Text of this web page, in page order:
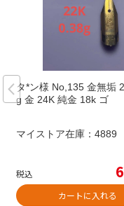
タ*ン様 No,135 金無垢
g 金 24K 純金 18k ゴ
マイストア在庫： 4889
税込
カートに入れる